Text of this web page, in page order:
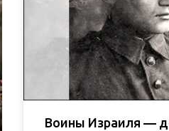
Воины Израиля —